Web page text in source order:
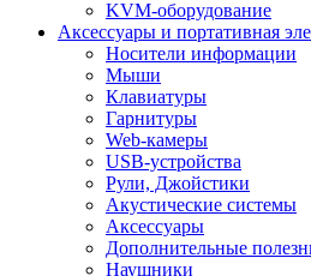
KVM-оборудование
Аксессуары и портативная
Носители информации
Мыши
Клавиатуры
Гарнитуры
Web-камеры
USB-устройства
Рули, Джойстики
Акустические системы
Аксессуары
Дополнительные
Наушники